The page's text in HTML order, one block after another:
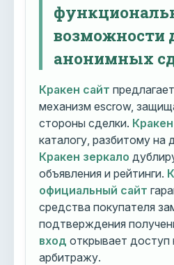
возможности
анонимных
Кракен сайт
механизм escrow,
стороны сделки.
каталогу, разбитому на
Кракен зеркало
объявления и рейтинги.
официальный сайт
средства покупателя
подтверждения
вход открывает доступ
арбитражу.